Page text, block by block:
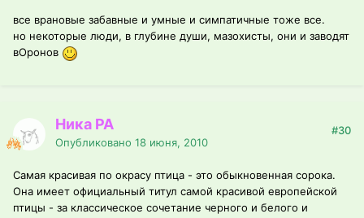
все врановые забавные и умные и симпатичные тоже все.
но некоторые люди, в глубине души, мазохисты, они и заводят
вОронов
Ника РА
Опубликовано 18 июня, 2010
#30
Самая красивая по окрасу птица - это обыкновенная сорока.
Она имеет официальный титул самой красивой европейской
птицы - за классическое сочетание черного и белого и